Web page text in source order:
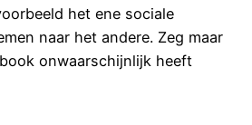
het ene sociale
naar het andere. Zeg maar
onwaarschijnlijk heeft